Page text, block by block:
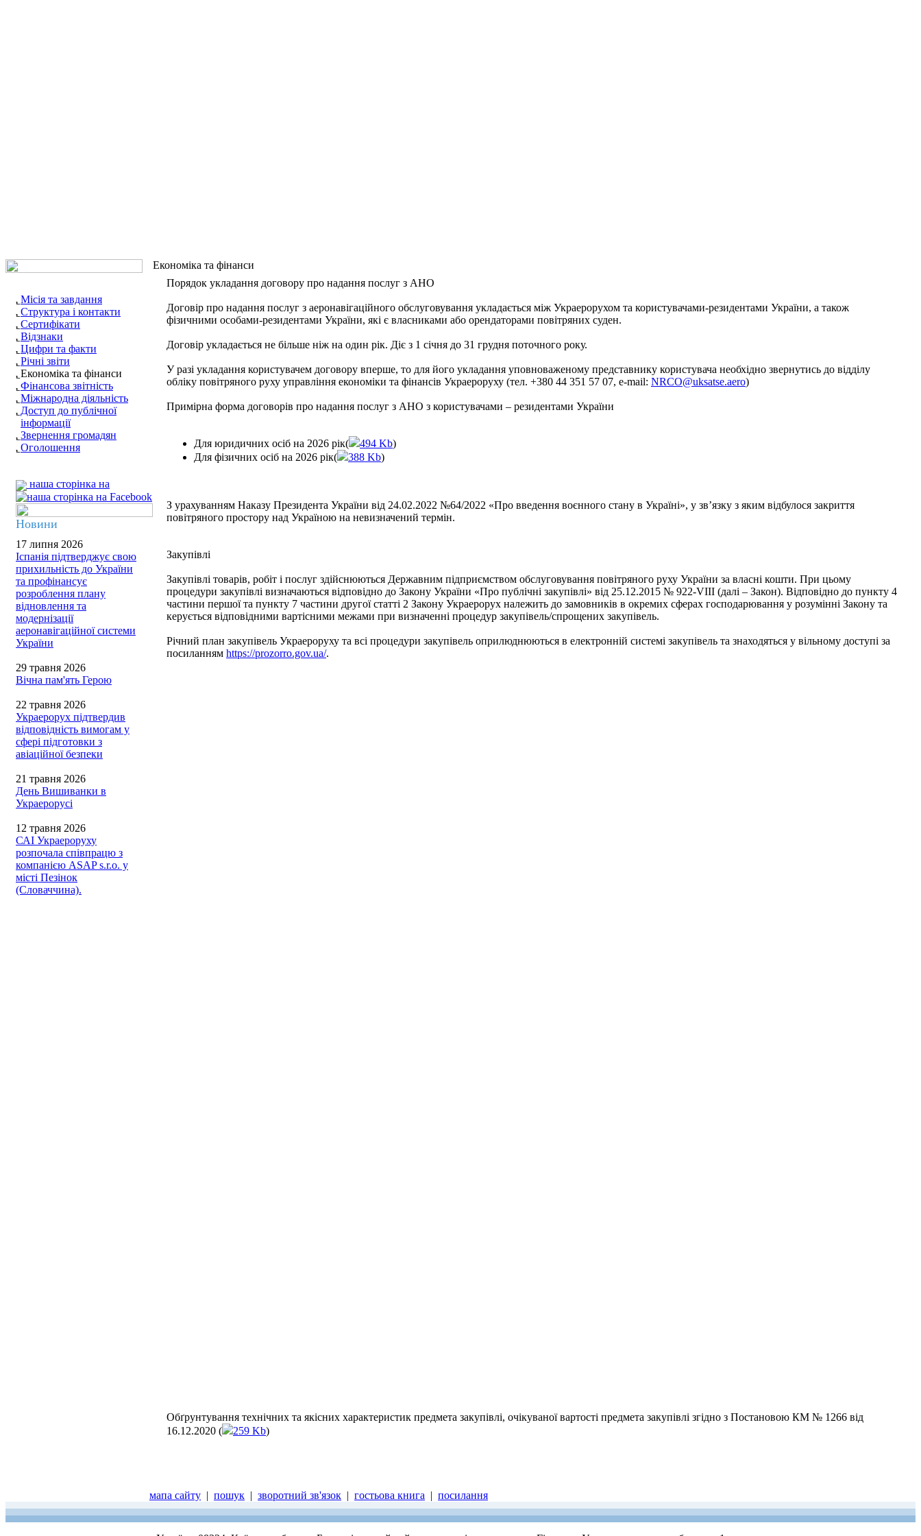
Місія та завдання
Структура і контакти
Сертифікати
Відзнаки
Цифри та факти
Річні звіти
Економіка та фінанси
Фінансова звітність
Міжнародна діяльність
Доступ до публічної
інформації
Звернення громадян
Оголошення
наша сторінка на
Новини
17 липня 2026
Іспанія підтверджує свою
прихильність до України
та профінансує
розроблення плану
відновлення та
модернізації
аеронавігаційної системи
України
29 травня 2026
Вічна пам'ять Герою
22 травня 2026
Украерорух підтвердив
відповідність вимогам у
сфері підготовки з
авіаційної безпеки
21 травня 2026
День Вишиванки в
Украерорусі
12 травня 2026
САІ Украероруху
розпочала співпрацю з
компанією ASAP s.r.o. у
місті Пезінок
(Словаччина).
Економіка та фінанси
Порядок укладання договору про надання послуг з АНО
Договір про надання послуг з аеронавігаційного обслуговування укладається між Украерорухом та користувачами-резидентами України, а також
фізичними особами-резидентами України, які є власниками або орендаторами повітряних суден.
Договір укладається не більше ніж на один рік. Діє з 1 січня до 31 грудня поточного року.
У разі укладання користувачем договору вперше, то для його укладання уповноваженому представнику користувача необхідно звернутись до відділу
обліку повітряного руху управління економіки та фінансів Украероруху (тел. +380 44 351 57 07, е-mail: NRCO@uksatse.aero)
Примірна форма договорів про надання послуг з АНО з користувачами – резидентами України
Для юридичних осіб на 2026 рік( 494 Kb)
Для фізичних осіб на 2026 рік(
388 Kb)
З урахуванням Наказу Президента України від 24.02.2022 №64/2022 «Про введення воєнного стану в Україні», у зв’язку з яким відбулося закриття
повітряного простору над Україною на невизначений термін.
Закупівлі
Закупівлі товарів, робіт і послуг здійснюються Державним підприємством обслуговування повітряного руху України за власні кошти. При цьому
процедури закупівлі визначаються відповідно до Закону України «Про публічні закупівлі» від 25.12.2015 № 922-VIII (далі – Закон). Відповідно до пункту 4
частини першої та пункту 7 частини другої статті 2 Закону Украерорух належить до замовників в окремих сферах господарювання у розумінні Закону та
керується відповідними вартісними межами при визначенні процедур закупівель/спрощених закупівель.
Річний план закупівель Украероруху та всі процедури закупівель оприлюднюються в електронній системі закупівель та знаходяться у вільному доступі за
посиланням https://prozorro.gov.ua/.
Обґрунтування технічних та якісних характеристик предмета закупівлі, очікуваної вартості предмета закупівлі згідно з Постановою КМ № 1266 від
16.12.2020 (
259 Kb)
мапа сайту | пошук | зворотний зв'язок | гостьова книга | посилання